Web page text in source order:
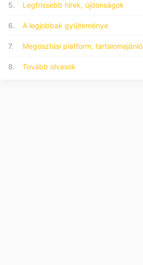
5. Legfrissebb hírek, újdonságok
6. A legjobbak gyűjteménye
7. Megosztási platform, tartalomajánló
8. Tovább olvasok